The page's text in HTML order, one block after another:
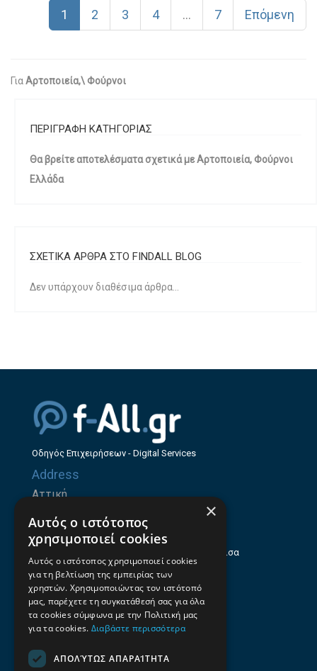
1 2 3 4 ... 7 Επόμενη
ΓιαΑρτοποιεία,\ Φούρνοι
ΠΕΡΙΓΡΑΦΗ ΚΑΤΗΓΟΡΙΑΣ
Θα βρείτε αποτελέσματα σχετικά με Αρτοποιεία, Φούρνοι
Ελλάδα
ΣΧΕΤΙΚΑ ΑΡΘΡΑ ΣΤΟ FINDALL BLOG
Δεν υπάρχουν διαθέσιμα άρθρα...
Οδηγός Επιχειρήσεων - Digital Services
Address
Αττική
Θεσσαλία
Ηρώων Πολυτεχνείου 214 (1ος Όροφος), Λάρισα
Επαγγελματικός οδηγός Λάρισας
Emails
Contacts
×
Αυτός ο ιστότοπος
χρησιμοποιεί cookies
Αυτός ο ιστότοπος χρησιμοποιεί cookies
για τη βελτίωση της εμπειρίας των
χρηστών. Χρησιμοποιώντας τον ιστότοπό
μας, παρέχετε τη συγκατάθεσή σας για όλα
τα cookies σύμφωνα με την Πολιτική μας
για τα cookies. Διαβάστε περισσότερα
ΑΠΟΛΎΤΩΣ ΑΠΑΡΑΊΤΗΤΑ